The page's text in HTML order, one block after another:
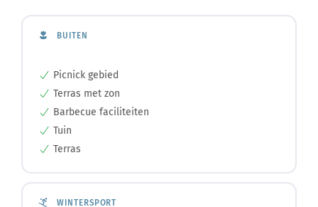
BUITEN
Picnick gebied
Terras met zon
Barbecue faciliteiten
Tuin
Terras
WINTERSPORT